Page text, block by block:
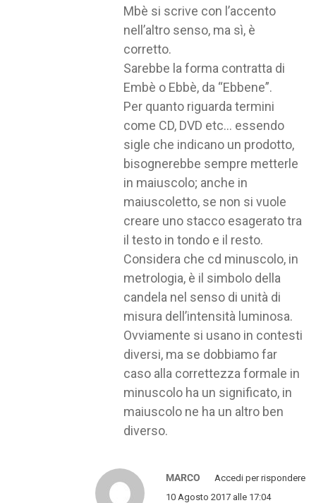
Mbè si scrive con l’accento
nell’altro senso, ma sì, è
corretto.
Sarebbe la forma contratta di
Embè o Ebbè, da “Ebbene”.
Per quanto riguarda termini
come CD, DVD etc… essendo
sigle che indicano un prodotto,
bisognerebbe sempre metterle
in maiuscolo; anche in
maiuscoletto, se non si vuole
creare uno stacco esagerato tra
il testo in tondo e il resto.
Considera che cd minuscolo, in
metrologia, è il simbolo della
candela nel senso di unità di
misura dell’intensità luminosa.
Ovviamente si usano in contesti
diversi, ma se dobbiamo far
caso alla correttezza formale in
minuscolo ha un significato, in
maiuscolo ne ha un altro ben
diverso.
MARCO
10 Agosto 2017 alle 17:04
Accedi per rispondere